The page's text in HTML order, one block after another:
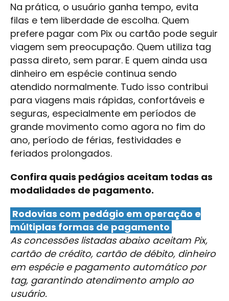
Na prática, o usuário ganha tempo, evita
filas e tem liberdade de escolha. Quem
prefere pagar com Pix ou cartão pode seguir
viagem sem preocupação. Quem utiliza tag
passa direto, sem parar. E quem ainda usa
dinheiro em espécie continua sendo
atendido normalmente. Tudo isso contribui
para viagens mais rápidas, confortáveis e
seguras, especialmente em períodos de
grande movimento como agora no fim do
ano, período de férias, festividades e
feriados prolongados.
Confira quais pedágios aceitam todas as
modalidades de pagamento.
Rodovias com pedágio em operação e
múltiplas formas de pagamento
As concessões listadas abaixo aceitam Pix,
cartão de crédito, cartão de débito, dinheiro
em espécie e pagamento automático por
tag, garantindo atendimento amplo ao
usuário.